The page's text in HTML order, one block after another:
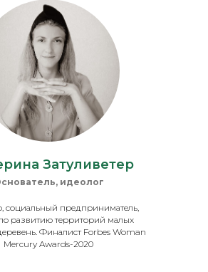
Затуливетер
идеолог
социальный предприниматель,
развитию территорий малых
Финалист Forbes Woman
Mercury Awards-2020